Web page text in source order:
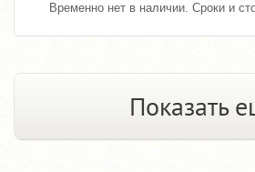
Временно нет в наличии. Сроки и
Показать